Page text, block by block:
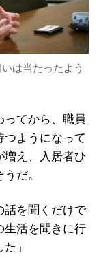
は当たったよう
てから、職員
つようになって
増え、入居者ひ
だ。
話を聞くだけで
生活を聞きに行
」